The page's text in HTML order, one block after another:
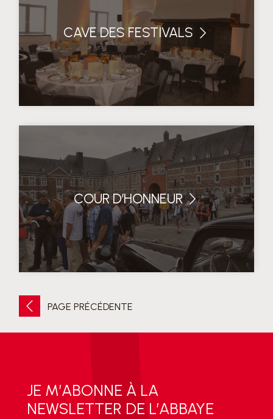
CAVE DES FESTIVALS
COUR D’HONNEUR
PAGE PRÉCÉDENTE
JE M’ABONNE À LA
NEWSLETTER DE L’ABBAYE